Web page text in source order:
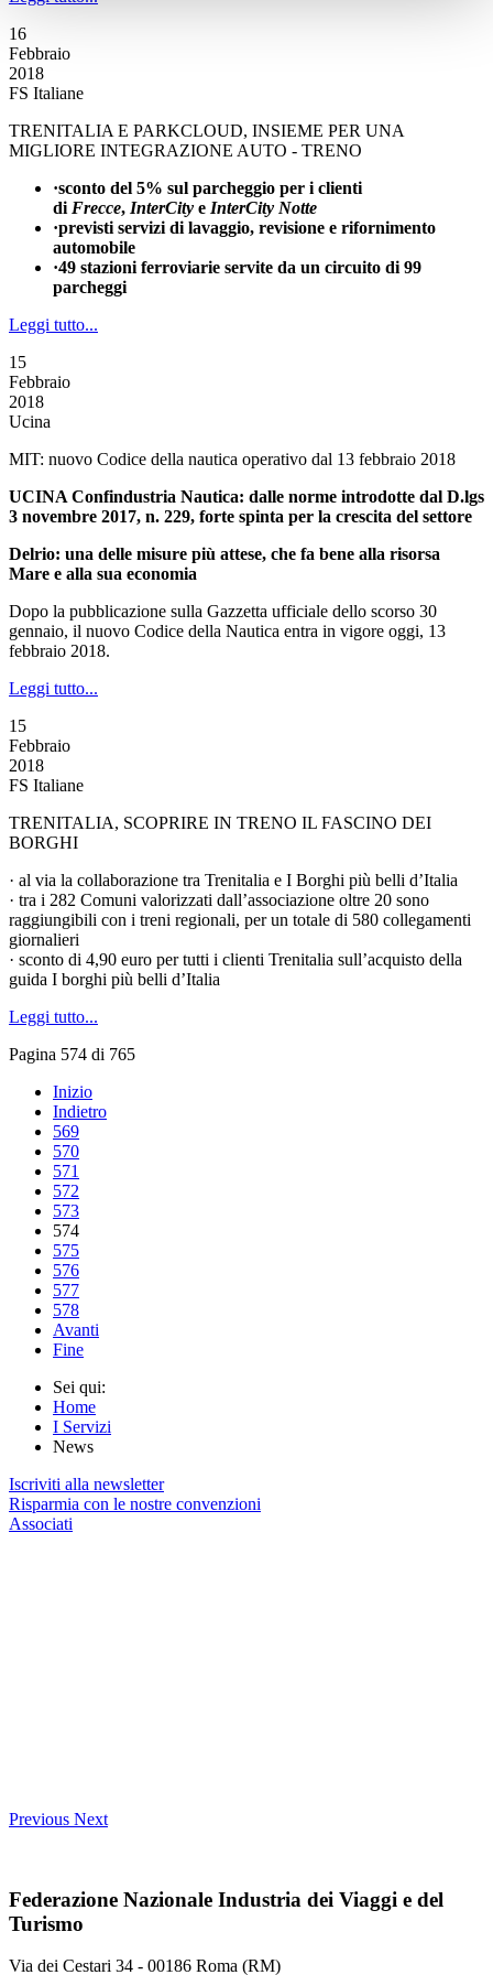
16
Febbraio
2018
FS Italiane
TRENITALIA E PARKCLOUD, INSIEME PER UNA
MIGLIORE INTEGRAZIONE AUTO - TRENO
·sconto del 5% sul parcheggio per i clienti
di Frecce, InterCity e InterCity Notte
·previsti servizi di lavaggio, revisione e rifornimento
automobile
·49 stazioni ferroviarie servite da un circuito di 99
parcheggi
Leggi tutto...
15
Febbraio
2018
Ucina
MIT: nuovo Codice della nautica operativo dal 13 febbraio 2018
UCINA Confindustria Nautica: dalle norme introdotte dal D.lgs
3 novembre 2017, n. 229, forte spinta per la crescita del settore
Delrio: una delle misure più attese, che fa bene alla risorsa
Mare e alla sua economia
Dopo la pubblicazione sulla Gazzetta ufficiale dello scorso 30
gennaio, il nuovo Codice della Nautica entra in vigore oggi, 13
febbraio 2018.
Leggi tutto...
15
Febbraio
2018
FS Italiane
TRENITALIA, SCOPRIRE IN TRENO IL FASCINO DEI
BORGHI
· al via la collaborazione tra Trenitalia e I Borghi più belli d’Italia
· tra i 282 Comuni valorizzati dall’associazione oltre 20 sono
raggiungibili con i treni regionali, per un totale di 580 collegamenti
giornalieri
· sconto di 4,90 euro per tutti i clienti Trenitalia sull’acquisto della
guida I borghi più belli d’Italia
Leggi tutto...
Pagina 574 di 765
Inizio
Indietro
569
570
571
572
573
574
575
576
577
578
Avanti
Fine
Sei qui:
Home
I Servizi
News
Iscriviti alla newsletter
Risparmia con le nostre convenzioni
Associati
Previous Next
Federazione Nazionale Industria dei Viaggi e del
Turismo
Via dei Cestari 34 - 00186 Roma (RM)